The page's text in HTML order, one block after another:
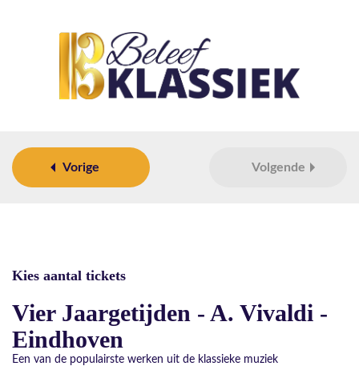
Vorige Volgende
Kies aantal tickets
Vier Jaargetijden - A. Vivaldi -
Eindhoven
Een van de populairste werken uit de klassieke muziek